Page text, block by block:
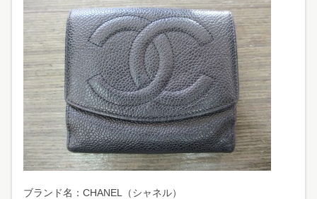
ブランド名：CHANEL（シャネル）